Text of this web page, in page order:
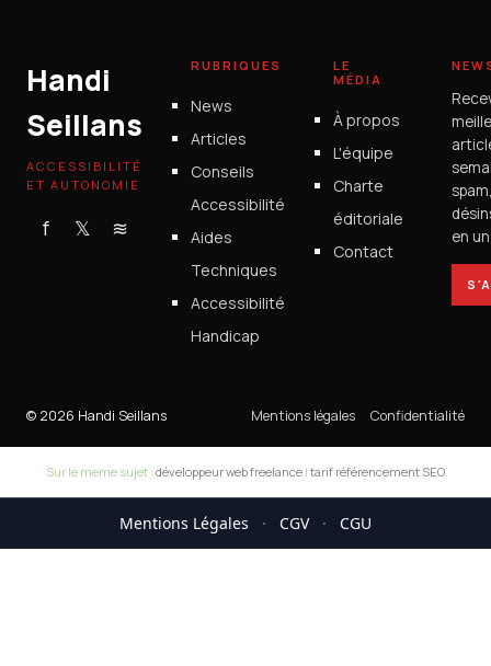
Handi
Seillans
ACCESSIBILITÉ
ET AUTONOMIE
f 𝕏 ≋
RUBRIQUES
News
Articles
Conseils
Accessibilité
Aides
Techniques
Accessibilité
Handicap
LE
MÉDIA
À propos
L'équipe
Charte
éditoriale
Contact
en
© 2026 Handi Seillans Mentions légales Confidentialité
Sur le meme sujet : développeur web freelance | tarif référencement SEO
Mentions Légales · CGV · CGU